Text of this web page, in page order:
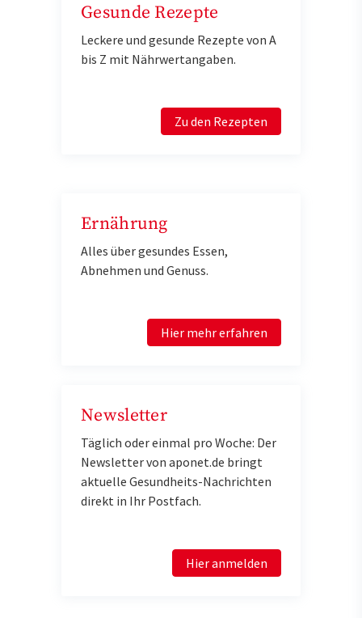
Gesunde Rezepte
Leckere und gesunde Rezepte von A
bis Z mit Nährwertangaben.
Zu den Rezepten
Ernährung
Alles über gesundes Essen,
Abnehmen und Genuss.
Hier mehr erfahren
Newsletter
Täglich oder einmal pro Woche: Der
Newsletter von aponet.de bringt
aktuelle Gesundheits-Nachrichten
direkt in Ihr Postfach.
Hier anmelden